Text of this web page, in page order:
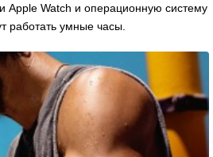
Apple Watch и операционную систему
работать умные часы.